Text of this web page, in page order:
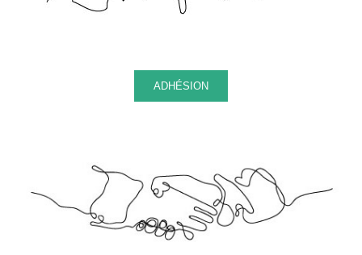
ADHÉSION